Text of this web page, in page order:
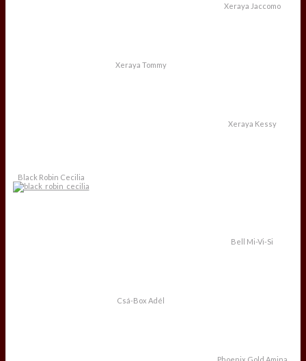
Black Robin Cecilia
Xeraya Tommy
Xeraya Jaccomo
Xeraya Kessy
Csá-Box Adél
Bell Mi-Vi-Si
Phoenix Gold Amina